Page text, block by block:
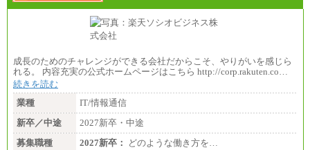
成長のためのチャレンジができる会社だからこそ、やりがいを感じら
れる。 内容充実の公式ホームページはこちら http://corp.rakuten.co…
続きを読む
業種
IT/情報通信
新卒／中途
2027新卒・中途
募集職種
2027新卒：
どのような働き方を…